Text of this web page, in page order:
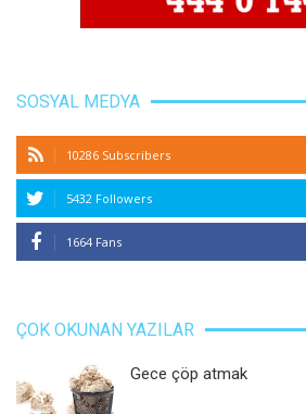
SOSYAL MEDYA
10286 Subscribers
5432 Followers
1664 Fans
ÇOK OKUNAN YAZILAR
Gece çöp atmak